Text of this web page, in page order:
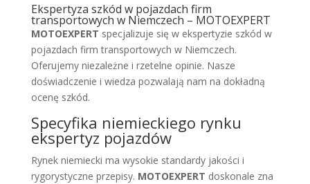
Ekspertyza szkód w pojazdach firm
transportowych w Niemczech – MOTOEXPERT
MOTOEXPERT specjalizuje się w ekspertyzie szkód w
pojazdach firm transportowych w Niemczech.
Oferujemy niezależne i rzetelne opinie. Nasze
doświadczenie i wiedza pozwalają nam na dokładną
ocenę szkód.
Specyfika niemieckiego rynku
ekspertyz pojazdów
Rynek niemiecki ma wysokie standardy jakości i
rygorystyczne przepisy. MOTOEXPERT doskonale zna